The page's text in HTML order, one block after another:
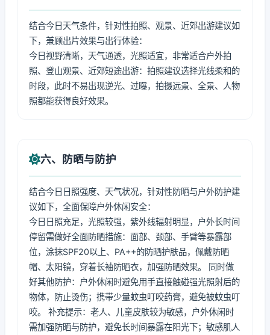
结合今日天气条件，针对性拍照、观景、近郊出游建议如
下，兼顾出片效果与出行体验：
今日视野清晰，天气通透，光照适宜，非常适合户外拍
照、登山观景、近郊短途出游：拍照建议选择光线柔和的
时段，此时不易出现逆光、过曝，拍摄远景、全景、人物
照都能获得良好效果。
六、防晒与防护
结合今日日照强度、天气状况，针对性防晒与户外防护建
议如下，全面保障户外休闲安全：
今日日照充足，光照较强，紫外线辐射明显，户外长时间
停留需做好全面防晒措施：面部、颈部、手臂等暴露部
位，涂抹SPF20以上、PA++的防晒护肤品，佩戴防晒
帽、太阳镜，穿着长袖防晒衣，加强防晒效果。 同时做
好其他防护：户外休闲时避免用手直接触碰强光照射后的
物体，防止烫伤；携带少量蚊虫叮咬药膏，避免被蚊虫叮
咬。 补充提示：老人、儿童皮肤较为敏感，户外休闲时
需加强防晒与防护，避免长时间暴露在阳光下；敏感肌人